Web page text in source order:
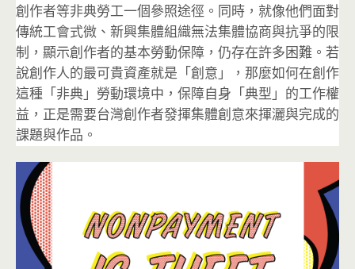
創作者等非典勞工一個參照途徑。同時，就像他們面對
傳統工會式微、新興集體組織無法集體協商與抗爭的限
制，顯示創作者的基本勞動保障，仍存在許多困難。若
說創作人的最可貴資產就是「創意」，那麼如何在創作
這種「非典」勞動環境中，保障自身「典型」的工作權
益，正是需要台灣創作者發揮集體創意來揮灑與完成的
課題與作品。